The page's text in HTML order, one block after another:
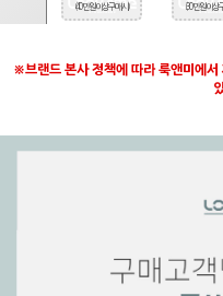
(40만원 이상 구매시) (30만원 이상
※브랜드 본사 정책에 따라 룩앤미에